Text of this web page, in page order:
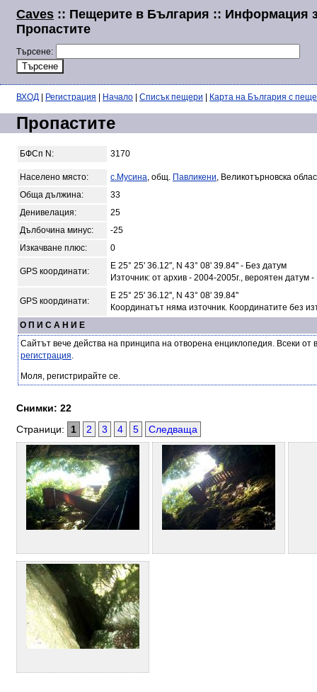
Caves :: Пещерите в България :: Информация
Пропастите
Търсене:
ВХОД Регистрация Начало Списък пещери Карта на България с
Пропастите
БФСп N: 3170
Населено място: с.Мусина, общ. Павликени, Великотърновска
Обща дължина:
33
Денивелация:
25
Дълбочина минус:
-25
Изкачване плюс:
0
GPS координати:
E 25° 25' 36.12", N 43° 08' 39.84" - Без датум
Източник: от архив - 2004-2005г., вероятен датум -
GPS координати:
E 25° 25' 36.12'', N 43° 08' 39.84''
Координатът няма източник. Координатите без
О П И С А Н И Е
Сайтът вече действа на принципа на отворена енциклопедия. Всеки
регистрация.
Моля, регистрирайте се.
Снимки: 22
Страници:
1 2 3 4 5 Следваща